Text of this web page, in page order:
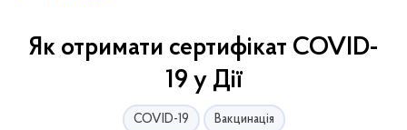
Як отримати сертифікат COVID-
19 у Дії
COVID-19 Вакцинація